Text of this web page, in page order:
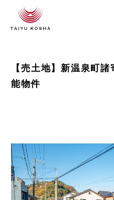
【売土地】新温泉
能物件